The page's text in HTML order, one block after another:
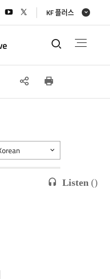
북
기
스타그램
로가기
유튜브
바로가기
x(트위터)
바로가기
KF 플러스
통합검
SNS
Listen ()